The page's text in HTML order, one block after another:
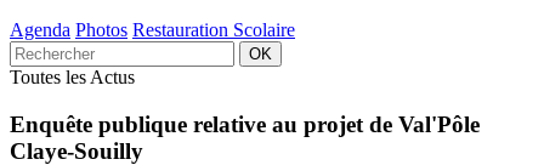
Agenda Photos Restauration Scolaire
Toutes les Actus
Enquête publique relative au projet de Val'Pôle
Claye-Souilly